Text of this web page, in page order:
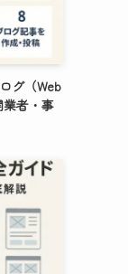
グ（Web
者・事